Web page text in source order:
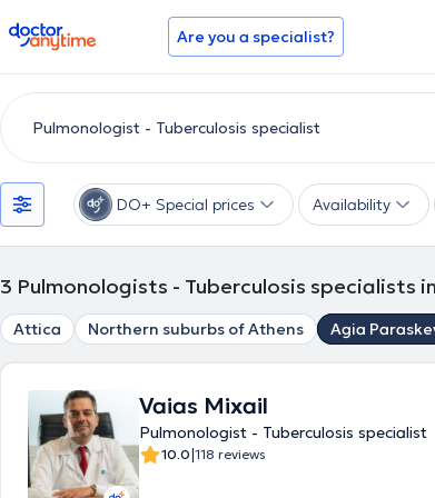
doctoranytime Are you a specialist?
DO+ Special prices Availability
3 Pulmonologists - Tuberculosis specialists
Attica Northern suburbs of Athens Agia
Vaias Mixail
Pulmonologist - Tuberculosis specialist
10.0|118 reviews